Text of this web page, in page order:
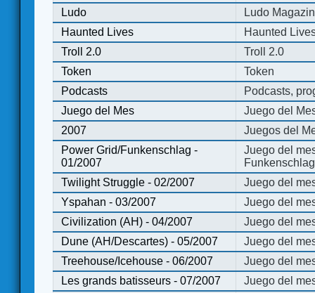
Ludo
Ludo
Haunted Lives
Haunted
Troll 2.0
Troll 2.0
Token
Token
Podcasts
Podcasts,
Juego del Mes
Juego del
2007
Juegos del
Power Grid/Funkenschlag -
01/2007
Juego del
Twilight Struggle - 02/2007
Juego del
Yspahan - 03/2007
Juego del
Civilization (AH) - 04/2007
Juego del
Dune (AH/Descartes) - 05/2007
Juego del
Treehouse/Icehouse - 06/2007
Juego del
Les grands batisseurs - 07/2007
Juego del